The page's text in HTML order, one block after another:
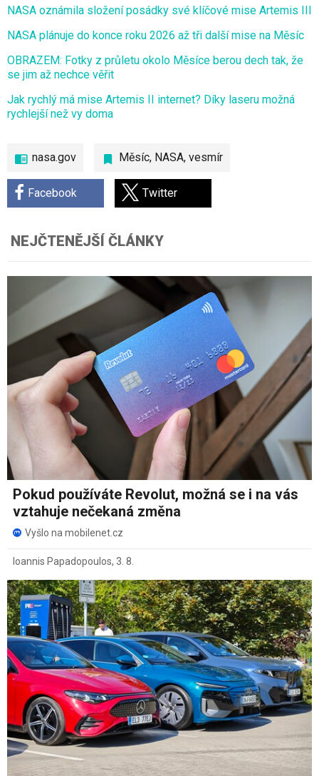
nasa.gov Měsíc, NASA, vesmír
Facebook Twitter
NASA oznámila složení posádky své klíčové mise Artemis III
NASA plánuje do konce roku 2026 až tři další mise na Měsíc
OBRAZEM: Fotky z průletu okolo Měsíce berou dech tak, že
se jim až nechce věřit
Jak rychlý má mise Artemis II internet? Díky laseru možná
rychlejší než vy doma
NEJČTENĚJŠÍ ČLÁNKY
Pokud používáte Revolut, možná se i na vás
vztahuje nečekaná změna
Vyšlo na mobilenet.cz
Ioannis Papadopoulos, 3. 8.